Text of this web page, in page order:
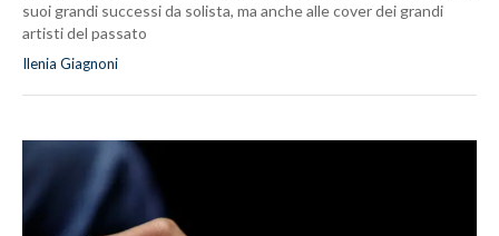
suoi grandi successi da solista, ma anche alle cover dei grandi
artisti del passato
Ilenia Giagnoni